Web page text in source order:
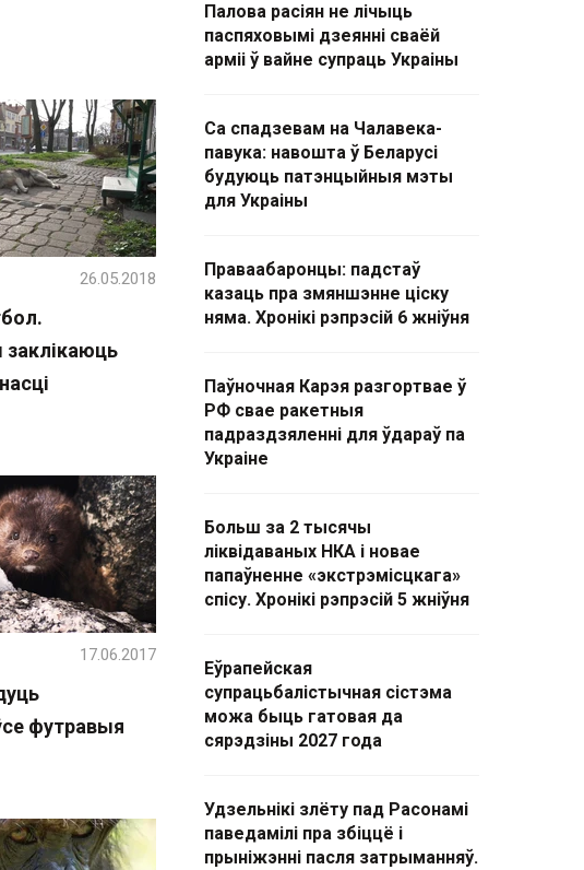
26.05.2018
футравыя
17.06.2017
Палова расіян не лічыць
паспяховымі дзеянні сваёй
арміі ў вайне супраць Украіны
Са спадзевам на Чалавека-
павука: навошта ў Беларусі
будуюць патэнцыйныя мэты
для Украіны
Праваабаронцы: падстаў
казаць пра змяншэнне ціску
няма. Хронікі рэпрэсій 6 жніўня
Паўночная Карэя разгортвае ў
РФ свае ракетныя
падраздзяленні для ўдараў па
Украіне
Больш за 2 тысячы
ліквідаваных НКА і новае
папаўненне «экстрэмісцкага»
спісу. Хронікі рэпрэсій 5 жніўня
Еўрапейская
супрацьбалістычная сістэма
можа быць гатовая да
сярэдзіны 2027 года
Удзельнікі злёту пад Расонамі
паведамілі пра збіццё і
прыніжэнні пасля затрыманняў.